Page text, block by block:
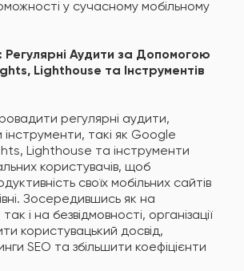
у сучасному мобільному
Регулярні Аудити за Допомогою
Lighthouse та Інструментів
регулярні аудити,
такі як Google
Lighthouse та інструменти
користувачів, щоб
своїх мобільних сайтів
Зосередившись як на
і на безвідмовності, організації
користувацький досвід,
SEO та збільшити коефіцієнти